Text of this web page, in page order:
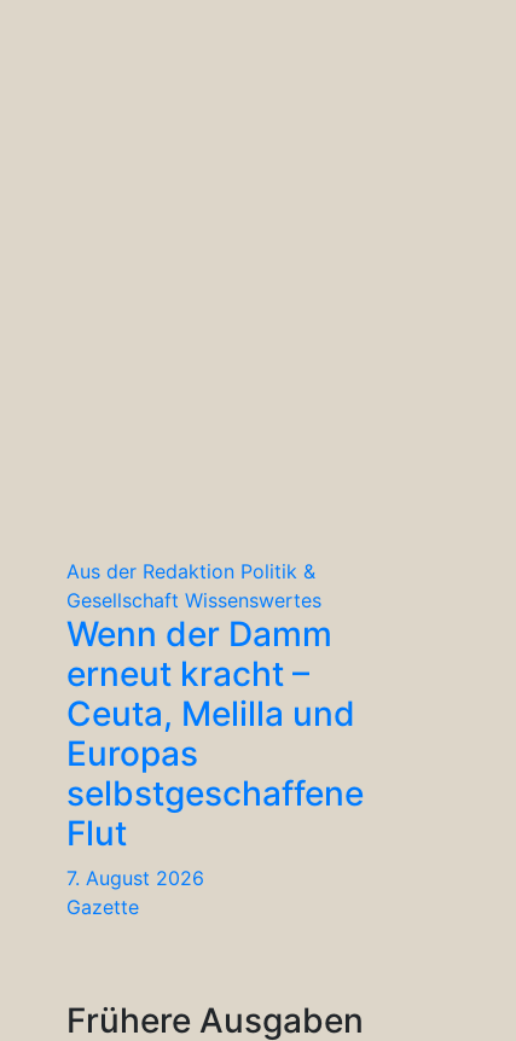
Aus der Redaktion Politik &
Gesellschaft Wissenswertes
Wenn der Damm
erneut kracht –
Ceuta, Melilla und
Europas
selbstgeschaffene
Flut
7. August 2026
Gazette
Frühere Ausgaben